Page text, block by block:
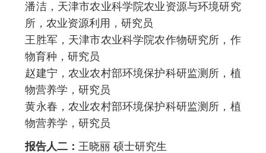
潘洁，天津市农业科学院农业资源与环境研究
所，农业资源利用，研究员
王胜军，天津市农业科学院农作物研究所，作
物育种，研究员
赵建宁，农业农村部环境保护科研监测所，植
物营养学，研究员
黄永春，农业农村部环境保护科研监测所，植
物营养学，研究员
报告人二： 王晓丽 硕士研究生